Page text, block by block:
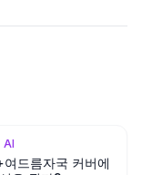
AI
여드름자국 커버에